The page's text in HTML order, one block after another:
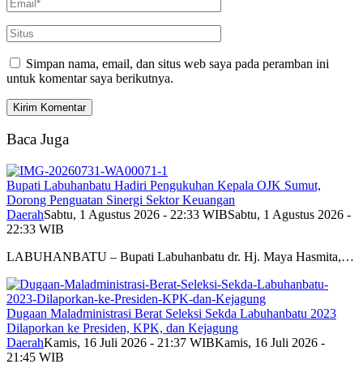
Simpan nama, email, dan situs web saya pada peramban ini
untuk komentar saya berikutnya.
Baca Juga
Bupati Labuhanbatu Hadiri Pengukuhan Kepala OJK Sumut,
Dorong Penguatan Sinergi Sektor Keuangan
DaerahSabtu, 1 Agustus 2026 - 22:33 WIBSabtu, 1 Agustus 2026 -
22:33 WIB
LABUHANBATU – Bupati Labuhanbatu dr. Hj. Maya Hasmita,…
Dugaan Maladministrasi Berat Seleksi Sekda Labuhanbatu 2023
Dilaporkan ke Presiden, KPK, dan Kejagung
DaerahKamis, 16 Juli 2026 - 21:37 WIBKamis, 16 Juli 2026 -
21:45 WIB